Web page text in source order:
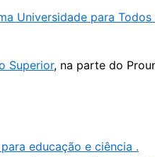
Universidade para Todos
Superior, na parte do
educação e ciência .